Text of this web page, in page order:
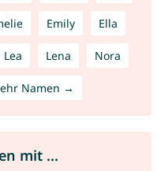
Emily Ella
Lea Lena Nora
Namen →
mit ...